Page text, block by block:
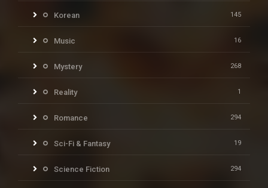
Korean 145
Music 16
Mystery 268
Reality 1
Romance 294
Sci-Fi & Fantasy 19
Science Fiction 294